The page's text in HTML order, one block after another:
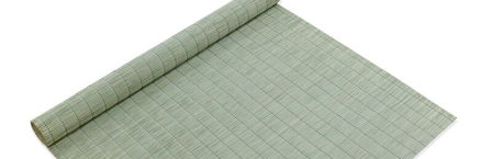
別注品について
会社概要
お問い合わせ